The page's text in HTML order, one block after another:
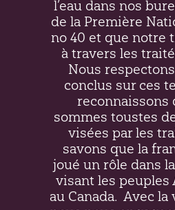
l’eau dans nos
de la Première
no 40 et que notre
à travers les
Nous
conclus sur ces
reconnaissons
sommes toustes
visées par les
savons que la
joué un rôle dans
visant les peuples
au Canada. Avec la